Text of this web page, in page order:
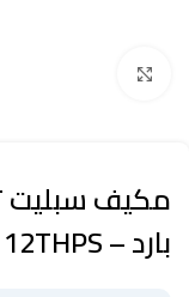
بارد – 12THPS